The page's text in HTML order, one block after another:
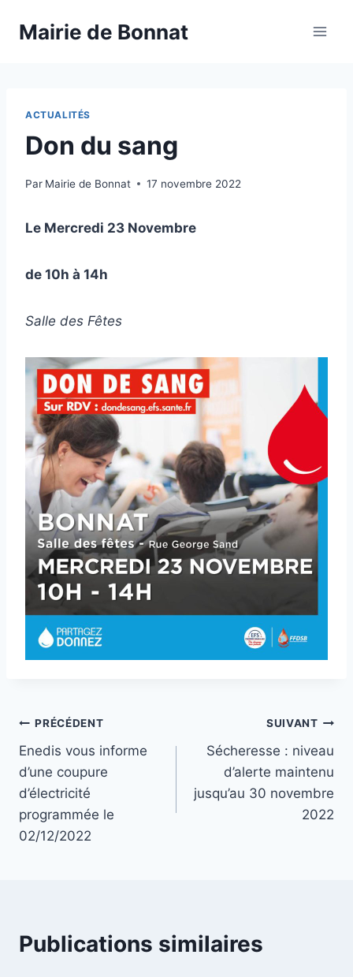
Mairie de Bonnat
ACTUALITÉS
Don du sang
Par Mairie de Bonnat 17 novembre 2022
Le Mercredi 23 Novembre
de 10h à 14h
Salle des Fêtes
PRÉCÉDENT
Enedis vous informe
d’une coupure
d’électricité
programmée le
02/12/2022
SUIVANT
Sécheresse : niveau
d’alerte maintenu
jusqu’au 30 novembre
2022
Publications similaires